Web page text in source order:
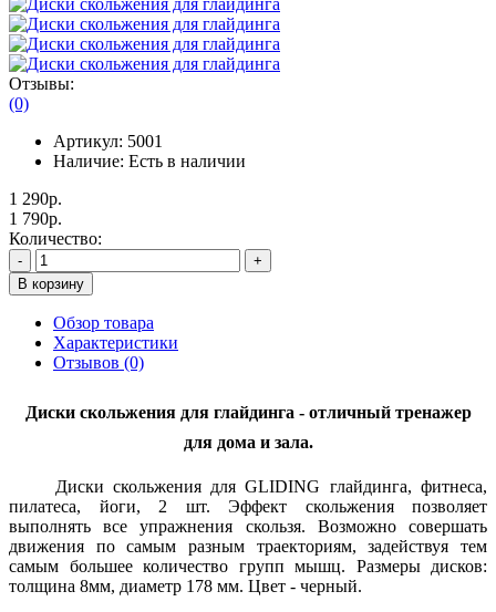
Отзывы:
(0)
Артикул: 5001
Наличие: Есть в наличии
1 290р.
1 790р.
Количество:
-
+
В корзину
Обзор товара
Характеристики
Отзывов (0)
Диски скольжения для глайдинга - отличный тренажер
для дома и зала.
Диски скольжения для GLIDING глайдинга, фитнеса,
пилатеса, йоги, 2 шт. Эффект скольжения позволяет
выполнять все упражнения скользя. Возможно совершать
движения по самым разным траекториям, задействуя тем
самым большее количество групп мышц. Размеры дисков:
толщина 8мм, диаметр 178 мм. Цвет - черный.